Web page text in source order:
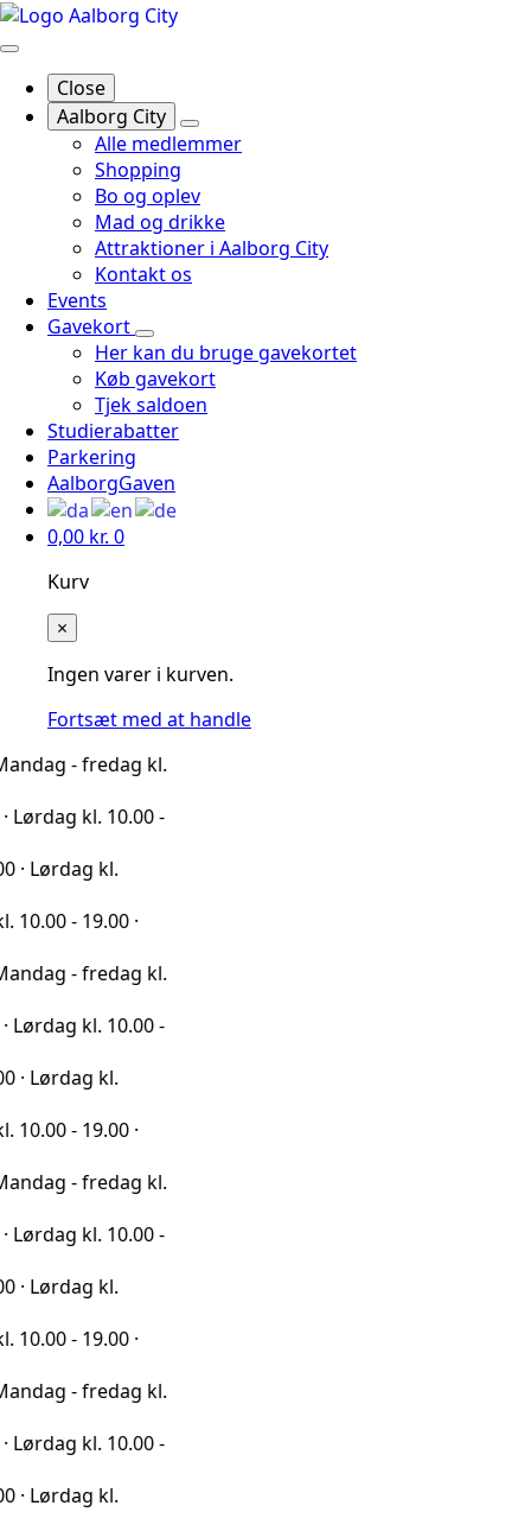
Close
Aalborg City
Alle medlemmer
Shopping
Bo og oplev
Mad og drikke
Attraktioner i Aalborg City
Kontakt os
Events
Gavekort
Her kan du bruge gavekortet
Køb gavekort
Tjek saldoen
Studierabatter
Parkering
AalborgGaven
0,00 kr. 0
Kurv
×
Ingen varer i kurven.
Fortsæt med at handle
kl.
10.00 -
kl.
·
kl.
10.00 -
kl.
·
kl.
10.00 -
kl.
·
kl.
10.00 -
kl.